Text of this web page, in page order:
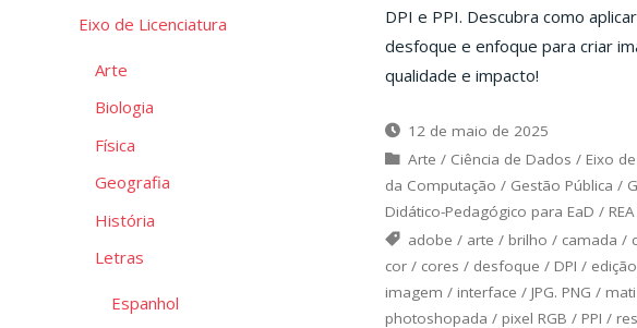
DPI e PPI. Descubra como
desfoque e enfoque para criar
qualidade e impacto!
12 de maio de 2025
Arte / Ciência de Dados / Eixo
da Computação / Gestão Pública /
Didático-Pedagógico para EaD / REA
adobe / arte / brilho / camada /
cor/ cores / desfoque / DPI / edição
imagem / interface / JPG. PNG /
photoshopada / pixel RGB / PPI /
Eixo de Licenciatura
Arte
Biologia
Física
Geografia
História
Letras
Espanhol